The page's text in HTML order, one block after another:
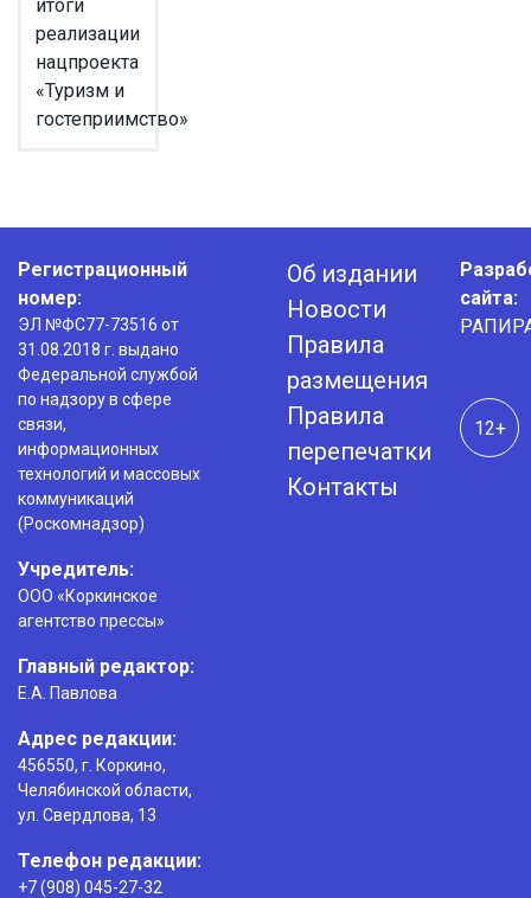
итоги
реализации
нацпроекта
«Туризм и
гостеприимство»
Регистрационный
номер:
ЭЛ №ФС77-73516 от
31.08.2018 г. выдано
Федеральной службой
по надзору в сфере
связи,
информационных
технологий и массовых
коммуникаций
(Роскомнадзор)
Учредитель:
ООО «Коркинское
агентство прессы»
Главный редактор:
Е.А. Павлова
Адрес редакции:
456550, г. Коркино,
Челябинской области,
ул. Свердлова, 13
Телефон редакции:
+7 (908) 045-27-32
Об издании
Новости
Правила
размещения
Правила
перепечатки
Контакты
сайта:
12+